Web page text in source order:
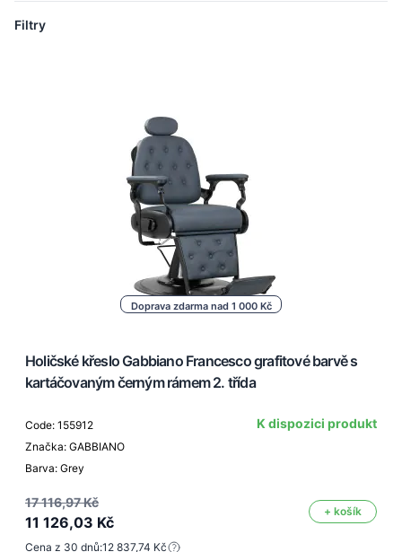
Filtry
Doprava zdarma nad 1 000 Kč
Holičské křeslo Gabbiano Francesco grafitové barvě s
kartáčovaným černým rámem 2. třída
Code: 155912
Značka: GABBIANO
Barva: Grey
K dispozici produkt
17 116,97 Kč
11 126,03 Kč
+ košík
Cena z 30 dnů:12 837,74 Kč